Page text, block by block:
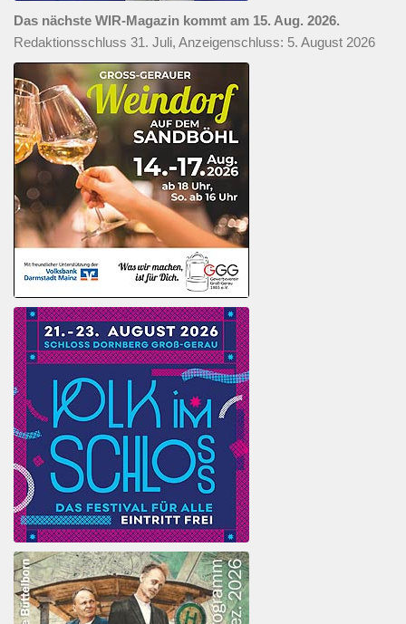
Das nächste WIR-Magazin kommt am 15. Aug. 2026.
Redaktionsschluss 31. Juli, Anzeigenschluss: 5. August 2026